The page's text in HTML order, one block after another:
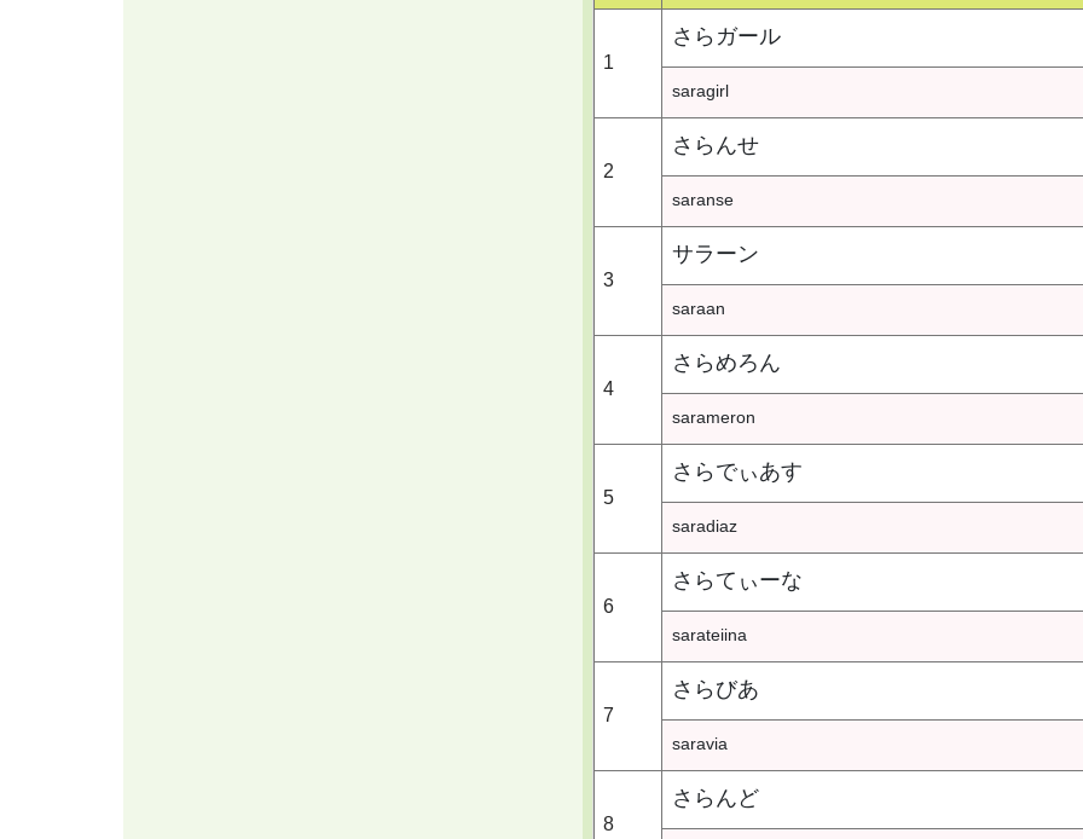
1
さらガール
saragirl
2
さらんせ
saranse
3
サラーン
saraan
4
さらめろん
sarameron
5
さらでぃあす
saradiaz
6
さらてぃーな
sarateiina
7
さらびあ
saravia
8
さらんど